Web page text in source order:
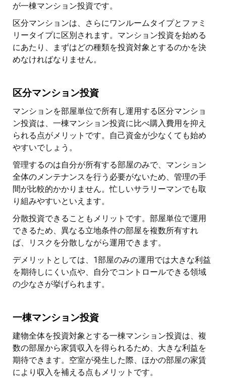
が一棟マンション投資です。
区分マンションは、さらにワンルームタイプとファミ
リータイプに区別されます。マンション投資を始める
にあたり、まずはどの種類を投資対象とするのかを決
めなければなりません。
区分マンション投資
マンションを部屋単位で所有し運用する区分マンショ
ン投資は、一棟マンション投資に比べ購入費用を抑え
られる点がメリットです。自己資金が少なくても始め
やすいでしょう。
管理するのは自分が所有する部屋のみで、マンション
全体のメンテナンスを行う必要がないため、管理の手
間が比較的かかりません。忙しいサラリーマンでも取
り組みやすいといえます。
分散投資できることもメリットです。部屋単位で運用
できるため、異なる立地条件の部屋を複数所有すれ
ば、リスクを分散しながら運用できます。
デメリットとしては、1部屋のみの運用では大きな利益
を期待しにくい点や、自分でコントロールできる領域
の少なさが挙げられます。
一棟マンション投資
建物全体を投資対象とする一棟マンション投資は、複
数の部屋から家賃収入を得られるため、大きな利益を
期待できます。空室が発生した際、ほかの部屋の家賃
により収入を補える点もメリットです。